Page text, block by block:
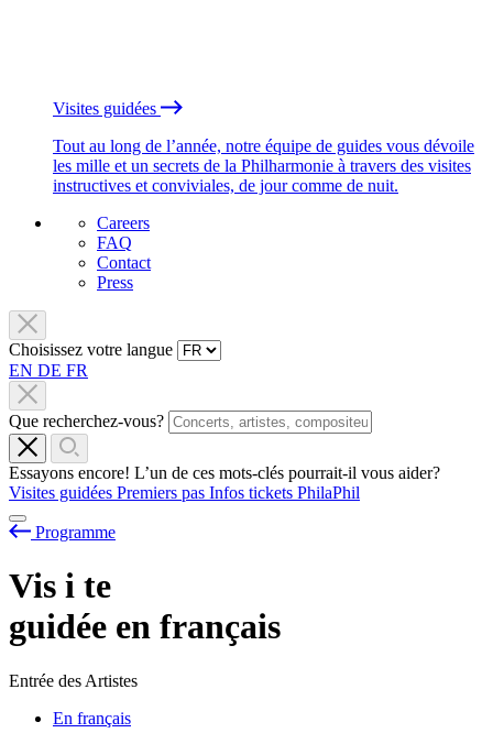
Visites guidées
Tout au long de l’année, notre équipe de guides vous dévoile
les mille et un secrets de la Philharmonie à travers des visites
instructives et conviviales, de jour comme de nuit.
Careers
FAQ
Contact
Press
Choisissez votre langue
EN DE FR
Que recherchez-vous?
Essayons encore! L’un de ces mots-clés pourrait-il vous aider?
Visites guidées Premiers pas Infos tickets PhilaPhil
Programme
Vis i te
guidée en français
Entrée des Artistes
En français